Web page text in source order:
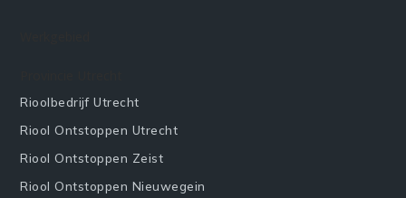
Rioolbedrijf Utrecht
Riool Ontstoppen Utrecht
Riool Ontstoppen Zeist
Riool Ontstoppen Nieuwegein